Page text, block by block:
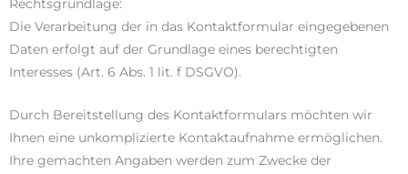
Rechtsgrundlage:
Die Verarbeitung der in das Kontaktformular eingegebenen
Daten erfolgt auf der Grundlage eines berechtigten
Interesses (Art. 6 Abs. 1 lit. f DSGVO).
Durch Bereitstellung des Kontaktformulars möchten wir
Ihnen eine unkomplizierte Kontaktaufnahme ermöglichen.
Ihre gemachten Angaben werden zum Zwecke der